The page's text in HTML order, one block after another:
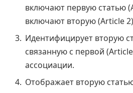
включают первую статью
включают вторую (Article
Идентифицирует вторую
связанную с первой
ассоциации.
Отображает вторую